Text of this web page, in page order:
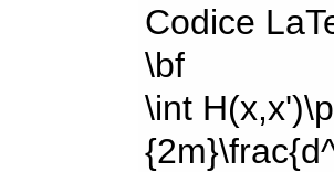
Codice
\bf
\int